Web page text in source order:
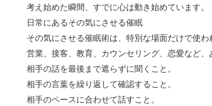
考え始めた瞬間、すでに心は動き始めています。
日常にあるその気にさせる催眠
その気にさせる催眠術は、特別な場面だけで使わ
営業、接客、教育、カウンセリング、恋愛など、
相手の話を最後まで遮らずに聞くこと。
相手の言葉を繰り返して確認すること。
相手のペースに合わせて話すこと。